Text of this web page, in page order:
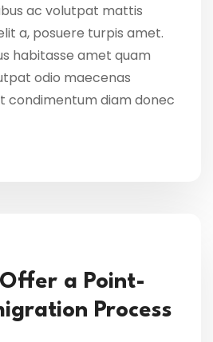
ac volutpat mattis
a, posuere turpis amet.
habitasse amet quam
odio maecenas
condimentum diam donec
a Point-
Process